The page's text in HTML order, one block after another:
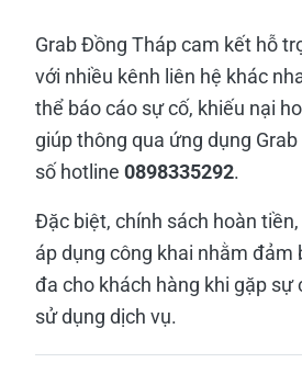
Grab Đồng Tháp cam kết hỗ
với nhiều kênh liên hệ khác
thể báo cáo sự cố, khiếu nại
giúp thông qua ứng dụng
số hotline 0898335292.
Đặc biệt, chính sách hoàn
áp dụng công khai nhằm đảm
đa cho khách hàng khi gặp sự
sử dụng dịch vụ.